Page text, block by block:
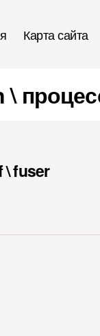
Карта сайта
\
\ fuser